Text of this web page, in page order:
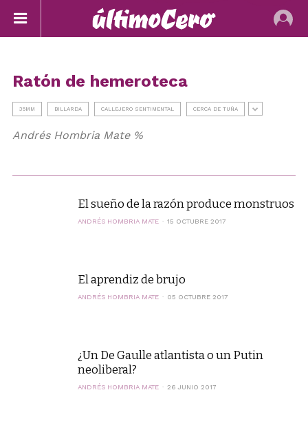
Ratón de hemeroteca
35MM BILLARDA CALLEJERO SENTIMENTAL CERCA DE TUÑA
Andrés Hombria Mate %
El sueño de la razón produce monstruos
ANDRÉS HOMBRIA MATE 15 OCTUBRE 2017
El aprendiz de brujo
ANDRÉS HOMBRIA MATE 05 OCTUBRE 2017
¿Un De Gaulle atlantista o un Putin
neoliberal?
ANDRÉS HOMBRIA MATE 26 JUNIO 2017